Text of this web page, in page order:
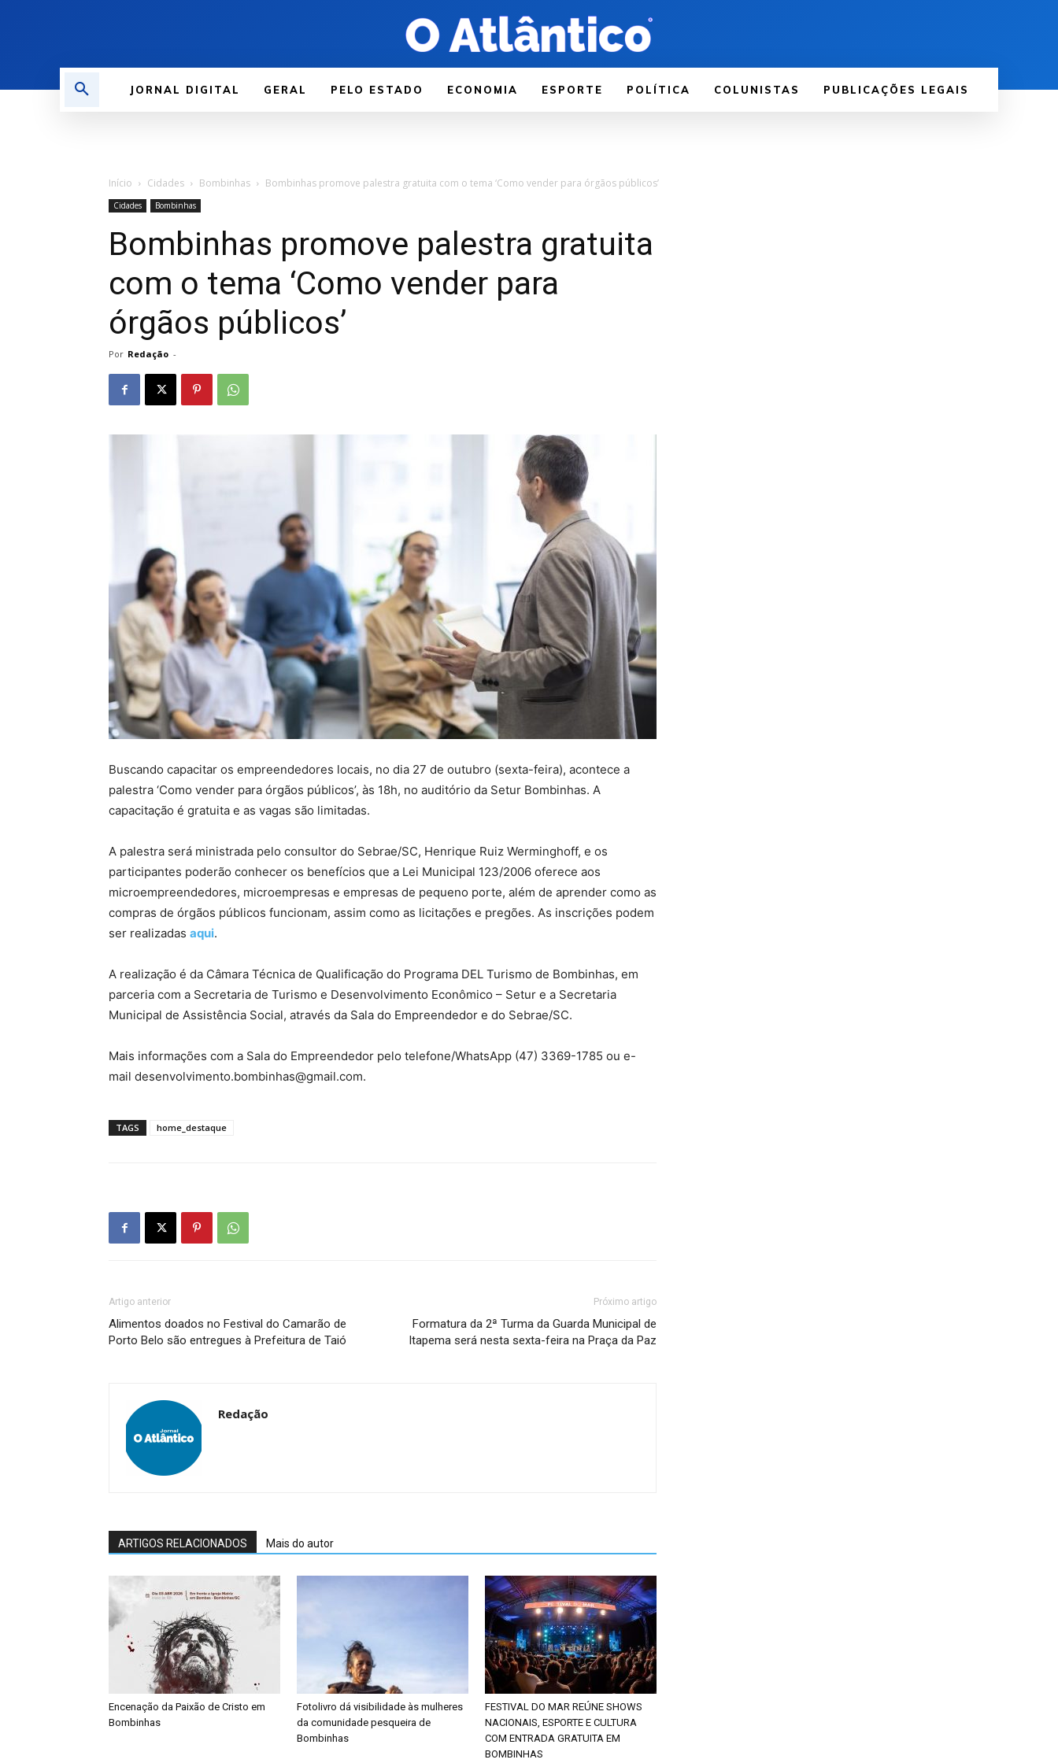
JORNAL DIGITAL GERAL PELO ESTADO ECONOMIA ESPORTE POLÍTICA COLUNISTAS PUBLICAÇÕES LEGAIS
Início Cidades Bombinhas Bombinhas promove palestra gratuita com o tema ‘Como vender para órgãos públicos’
Cidades Bombinhas
Bombinhas promove palestra gratuita
com o tema ‘Como vender para
órgãos públicos’
Por Redação -
Buscando capacitar os empreendedores locais, no dia 27 de outubro (sexta-feira), acontece a
palestra ‘Como vender para órgãos públicos’, às 18h, no auditório da Setur Bombinhas. A
capacitação é gratuita e as vagas são limitadas.
A palestra será ministrada pelo consultor do Sebrae/SC, Henrique Ruiz Werminghoff, e os
participantes poderão conhecer os benefícios que a Lei Municipal 123/2006 oferece aos
microempreendedores, microempresas e empresas de pequeno porte, além de aprender como as
compras de órgãos públicos funcionam, assim como as licitações e pregões. As inscrições podem
ser realizadas aqui.
A realização é da Câmara Técnica de Qualificação do Programa DEL Turismo de Bombinhas, em
parceria com a Secretaria de Turismo e Desenvolvimento Econômico – Setur e a Secretaria
Municipal de Assistência Social, através da Sala do Empreendedor e do Sebrae/SC.
Mais informações com a Sala do Empreendedor pelo telefone/WhatsApp (47) 3369-1785 ou e-
mail desenvolvimento.bombinhas@gmail.com.
TAGS home_destaque
Artigo anterior
Alimentos doados no Festival do Camarão de
Porto Belo são entregues à Prefeitura de Taió
Próximo artigo
Formatura da 2ª Turma da Guarda Municipal de
Itapema será nesta sexta-feira na Praça da Paz
Redação
ARTIGOS RELACIONADOS Mais do autor
Encenação da Paixão de Cristo em
Bombinhas
Fotolivro dá visibilidade às mulheres
da comunidade pesqueira de
Bombinhas
FESTIVAL DO MAR REÚNE SHOWS
NACIONAIS, ESPORTE E CULTURA
COM ENTRADA GRATUITA EM
BOMBINHAS